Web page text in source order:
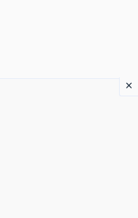
×